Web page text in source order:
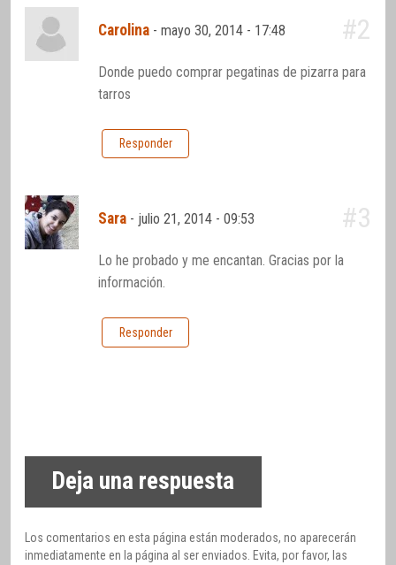
Carolina -mayo 30, 2014 - 17:48 #2
Donde puedo comprar pegatinas de pizarra para
tarros
Responder
Sara - julio 21, 2014 - 09:53 #3
Lo he probado y me encantan. Gracias por la
información.
Responder
Deja una respuesta
Los comentarios en esta página están moderados, no aparecerán
inmediatamente en la página al ser enviados. Evita, por favor, las